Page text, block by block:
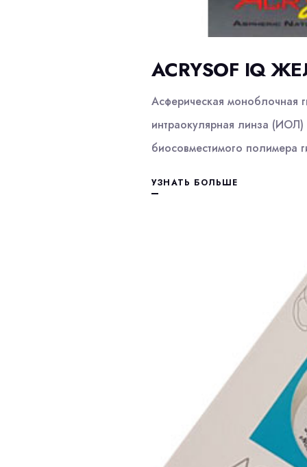
ACRYSOF IQ
Асферическая моноблочная
интраокулярная линза
биосовместимого полимера
УЗНАТЬ БОЛЬШЕ